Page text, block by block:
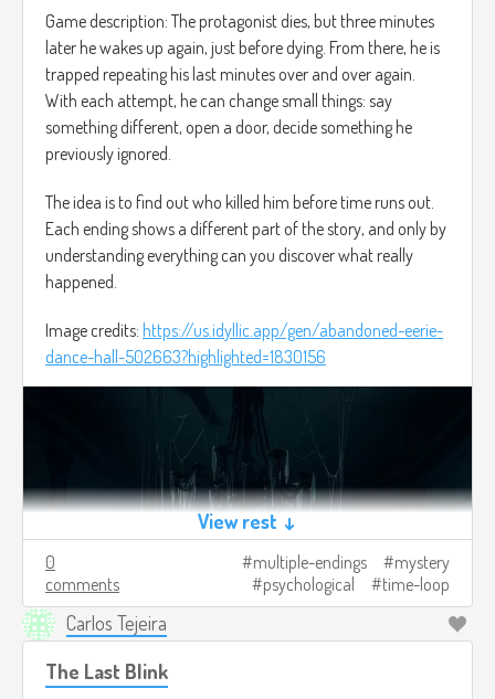
Game description: The protagonist dies, but three minutes
later he wakes up again, just before dying. From there, he is
trapped repeating his last minutes over and over again.
With each attempt, he can change small things: say
something different, open a door, decide something he
previously ignored.
The idea is to find out who killed him before time runs out.
Each ending shows a different part of the story, and only by
understanding everything can you discover what really
happened.
Image credits: https://us.idyllic.app/gen/abandoned-eerie-
dance-hall-502663?highlighted=1830156
View rest ↓
0
comments
multiple-endings
mystery
psychological
time-loop
Carlos Tejeira
The Last Blink